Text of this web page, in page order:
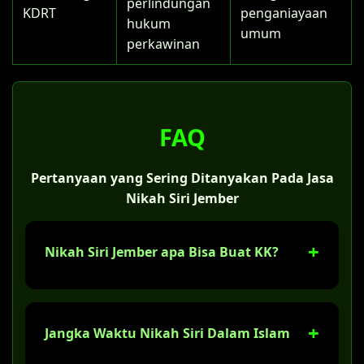
KDRT
hukum
perkawinan
penganiayaan
umum
FAQ
Pertanyaan yang Sering Ditanyakan Pada Jasa
Nikah Siri Jember
Nikah Siri Jember apa Bisa Buat KK?
Ya, tentu saja. Jika sudah melaksanakan
Kartu Keluarga (KK) dengan status "kawin
Jangka Waktu Nikah Siri Dalam Islam